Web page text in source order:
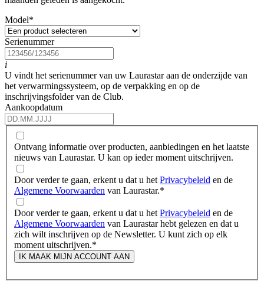
Model*
Serienummer
i
U vindt het serienummer van uw Laurastar aan de onderzijde van
het verwarmingssysteem, op de verpakking en op de
inschrijvingsfolder van de Club.
Aankoopdatum
Ontvang informatie over producten, aanbiedingen en het laatste
nieuws van Laurastar. U kan op ieder moment uitschrijven.
Door verder te gaan, erkent u dat u het Privacybeleid en de
Algemene Voorwaarden van Laurastar.*
Door verder te gaan, erkent u dat u het Privacybeleid en de
Algemene Voorwaarden van Laurastar hebt gelezen en dat u
zich wilt inschrijven op de Newsletter. U kunt zich op elk
moment uitschrijven.*
IK MAAK MIJN ACCOUNT AAN